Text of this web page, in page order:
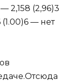
2,158 (2,96)3
(1.00)6 — нет